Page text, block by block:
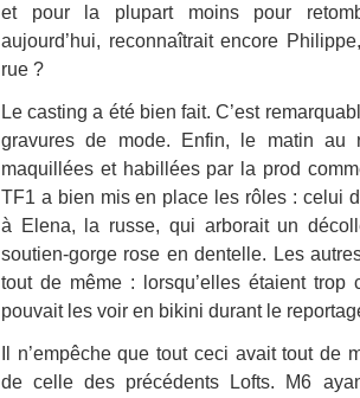
et pour la plupart moins pour
aujourd’hui, reconnaîtrait encore
rue ?
Le casting a été bien fait. C’est
gravures de mode. Enfin, le matin au
maquillées et habillées par la prod
TF1 a bien mis en place les rôles : celui
à Elena, la russe, qui arborait un
soutien-gorge rose en dentelle. Les
tout de même : lorsqu’elles étaient trop
pouvait les voir en bikini durant le
Il n’empêche que tout ceci avait tout de
de celle des précédents Lofts. M6